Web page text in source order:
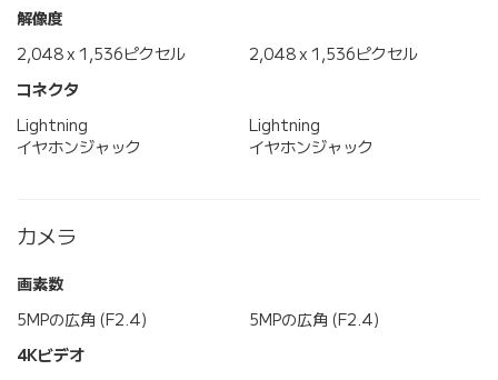
解像度
2,048 x 1,536ピクセル
2,048 x 1,536ピクセル
コネクタ
Lightning
イヤホンジャック
Lightning
イヤホンジャック
カメラ
画素数
5MPの広角 (F2.4)
5MPの広角 (F2.4)
4Kビデオ